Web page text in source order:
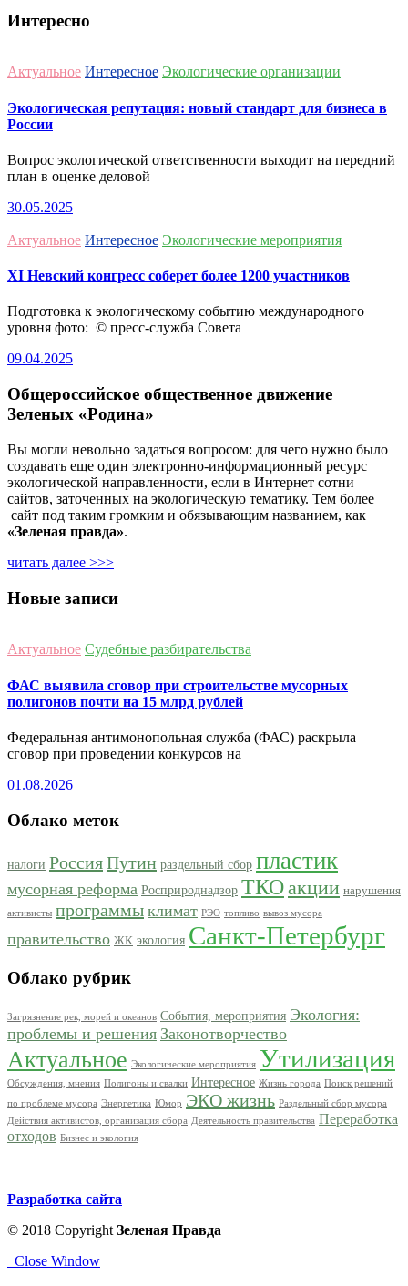
Интересно
Актуальное Интересное Экологические организации
Экологическая репутация: новый стандарт для бизнеса в
России
Вопрос экологической ответственности выходит на передний
план в оценке деловой
30.05.2025
Актуальное Интересное Экологические мероприятия
ХI Невский конгресс соберет более 1200 участников
Подготовка к экологическому событию международного
уровня фото: © пресс-служба Совета
09.04.2025
Общероссийское общественное движение
Зеленых «Родина»
Вы могли невольно задаться вопросом: для чего нужно было
создавать еще один электронно-информационный ресурс
экологической направленности, если в Интернет сотни
сайтов, заточенных на экологическую тематику. Тем более
сайт под таким громким и обязывающим названием, как
«Зеленая правда».
читать далее >>>
Новые записи
Актуальное Судебные разбирательства
ФАС выявила сговор при строительстве мусорных
полигонов почти на 15 млрд рублей
Федеральная антимонопольная служба (ФАС) раскрыла
сговор при проведении конкурсов на
01.08.2026
Облако меток
налоги РоссияПутин раздельный сбор пластик
мусорная реформа Росприроднадзор ТКОакции нарушения
активисты программы климат РЭО топливо вывоз мусора
правительство ЖК экология Санкт-Петербург
Облако рубрик
Загрязнение рек, морей и океанов События, мероприятия Экология:
проблемы и решения Законотворчество
Актуальное Экологические мероприятия Утилизация
Обсуждения, мнения Полигоны и свалки Интересное Жизнь города Поиск решений
по проблеме мусора Энергетика Юмор ЭКО жизнь Раздельный сбор мусора
Действия активистов, организация сбора Деятельность правительства Переработка
отходов Бизнес и экология
Разработка сайта
© 2018 Copyright Зеленая Правда
Close Window